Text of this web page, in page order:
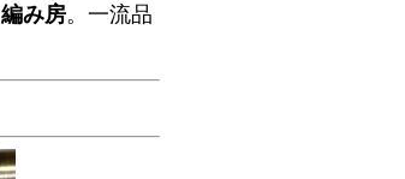
編み房。一流品